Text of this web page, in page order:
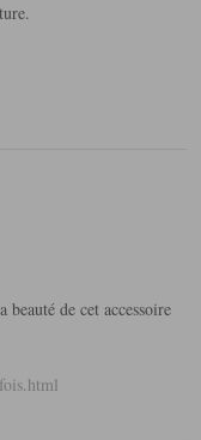
de cet accessoire